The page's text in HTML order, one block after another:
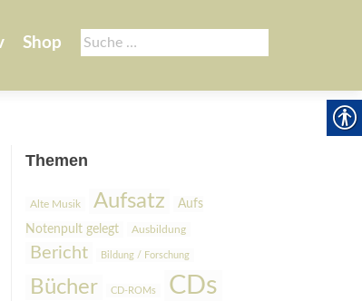
Suche
nach:
Shop
Themen
Alte Musik Aufsatz
Aufs
Notenpult gelegt
Ausbildung
Bericht Bildung / Forschung
Bücher CD-ROMs CDs